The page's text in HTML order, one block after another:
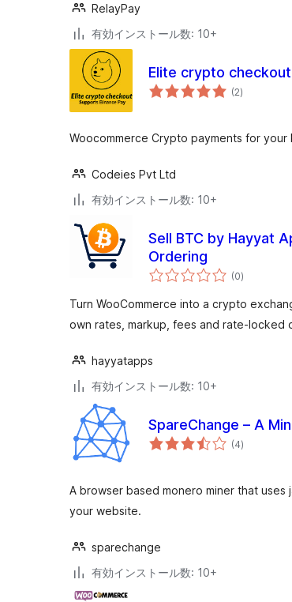
RelayPay
有効インストール数: 10+
Elite crypto checkout
(2個
の)
Woocommerce Crypto payments for
Codeies Pvt Ltd
有効インストール数: 10+
Sell BTC by Hayyat
Ordering
(0個
の
価
)
Turn WooCommerce into a crypto
own rates, markup, fees and rate-locked
hayyatapps
有効インストール数: 10+
SpareChange – A
(4個
の)
A browser based monero miner that
your website.
sparechange
有効インストール数: 10+